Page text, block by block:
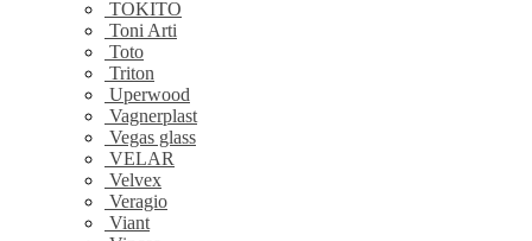
TOKITO
Toni Arti
Toto
Triton
Uperwood
Vagnerplast
Vegas glass
VELAR
Velvex
Veragio
Viant